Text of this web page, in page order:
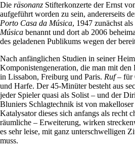
Die räsonanz Stifterkonzerte der Ernst
aufgeführt worden zu sein, andererseits
Porto Casa da Música, 1947 zunächst
Música benannt und dort ab 2006
des geladenen Publikums wegen der
Nach anfänglichen Studien in seiner
Komponistengeneration, die man mit den
in Lissabon, Freiburg und Paris. Ruf– für
und Harfe. Der 45-Minüter besteht aus
jeder Spieler quasi als Solist – und der
Bluniers Schlagtechnik ist von
Katalysator dieses sich anfangs als recht
räumliche – Erweiterung, wirken
es sehr leise, mit ganz unterschwelligen
muss.